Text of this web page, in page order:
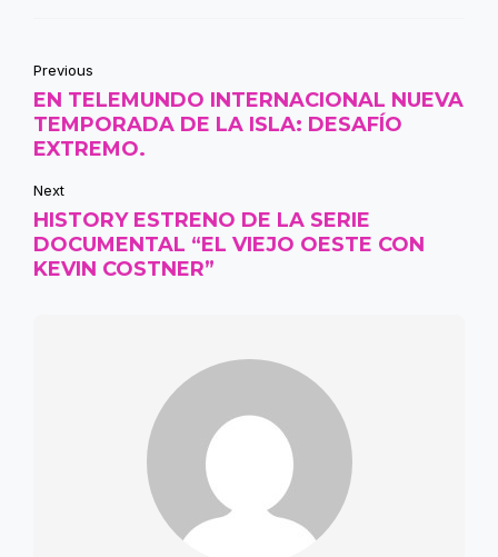
Previous
EN TELEMUNDO INTERNACIONAL NUEVA
TEMPORADA DE LA ISLA: DESAFÍO
EXTREMO.
Next
HISTORY ESTRENO DE LA SERIE
DOCUMENTAL “EL VIEJO OESTE CON
KEVIN COSTNER”